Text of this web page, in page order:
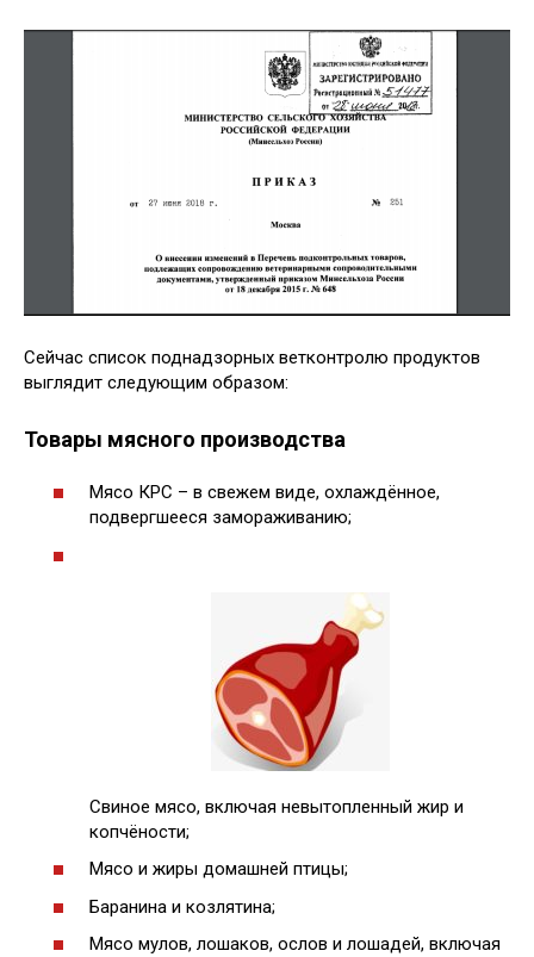
Сейчас список поднадзорных ветконтролю продуктов
выглядит следующим образом:
Товары мясного производства
Мясо КРС – в свежем виде, охлаждённое,
подвергшееся замораживанию;
Свиное мясо, включая невытопленный жир и
копчёности;
Мясо и жиры домашней птицы;
Баранина и козлятина;
Мясо мулов, лошаков, ослов и лошадей, включая